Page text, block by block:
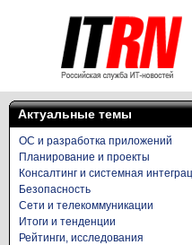
Актуальные темы
ОС и разработка приложений
Планирование и проекты
Консалтинг и системная
Безопасность
Сети и телекоммуникации
Итоги и тенденции
Рейтинги, исследования